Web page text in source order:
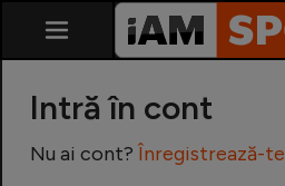
Intră în cont
Nu ai cont? Înregistrează-te